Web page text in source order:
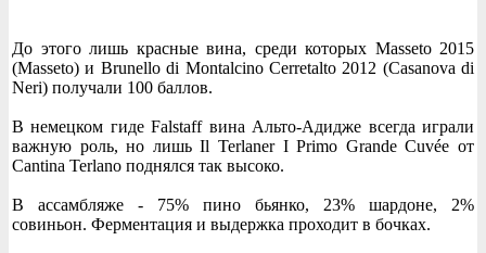
До этого лишь красные вина, среди которых Masseto 2015
(Masseto) и Brunello di Montalcino Cerretalto 2012 (Casanova di
Neri) получали 100 баллов.
В немецком гиде Falstaff вина Альто-Адидже всегда играли
важную роль, но лишь Il Terlaner I Primo Grande Cuvée от
Cantina Terlano поднялся так высоко.
В ассамбляже - 75% пино бьянко, 23% шардоне, 2%
совиньон. Ферментация и выдержка проходит в бочках.